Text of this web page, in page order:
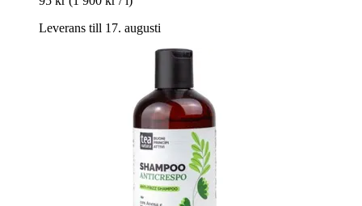
Leverans till 17. augusti